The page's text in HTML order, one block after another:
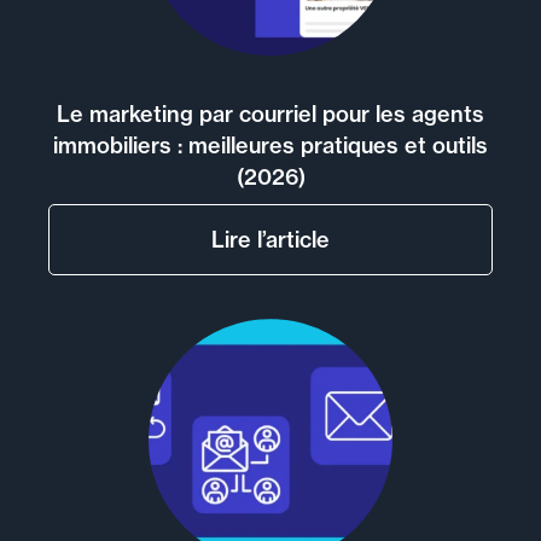
Le marketing par courriel pour les agents
immobiliers : meilleures pratiques et outils
(2026)
Lire l’article